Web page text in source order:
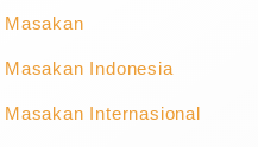
Masakan
Masakan Indonesia
Masakan Internasional